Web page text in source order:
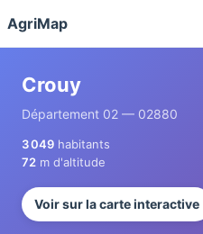
AgriMap
Crouy
Département 02 — 02880
3 049 habitants
72 m d'altitude
Voir sur la carte interactive